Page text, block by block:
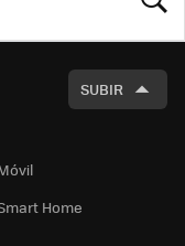
SUBIR
Home